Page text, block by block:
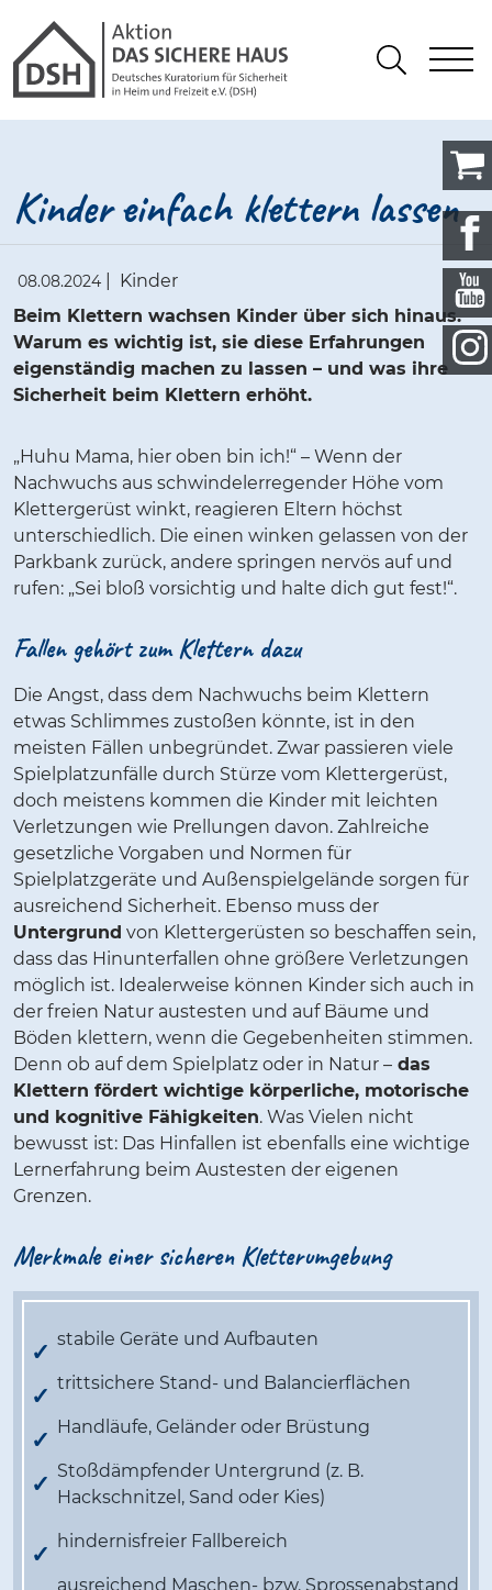
Gathmann Michaelis und
Suchen
Kinder einfach klettern lassen
08.08.2024
Kinder
Beim Klettern wachsen Kinder über sich hinaus.
Warum es wichtig ist, sie diese Erfahrungen
eigenständig machen zu lassen – und was ihre
Sicherheit beim Klettern erhöht.
„Huhu Mama, hier oben bin ich!“ – Wenn der
Nachwuchs aus schwindelerregender Höhe vom
Klettergerüst winkt, reagieren Eltern höchst
unterschiedlich. Die einen winken gelassen von der
Parkbank zurück, andere springen nervös auf und
rufen: „Sei bloß vorsichtig und halte dich gut fest!“.
Fallen gehört zum Klettern dazu
Die Angst, dass dem Nachwuchs beim Klettern
etwas Schlimmes zustoßen könnte, ist in den
meisten Fällen unbegründet. Zwar passieren viele
Spielplatzunfälle durch Stürze vom Klettergerüst,
doch meistens kommen die Kinder mit leichten
Verletzungen wie Prellungen davon. Zahlreiche
gesetzliche Vorgaben und Normen für
Spielplatzgeräte und Außenspielgelände sorgen für
ausreichend Sicherheit. Ebenso muss der
Untergrund von Klettergerüsten so beschaffen sein,
dass das Hinunterfallen ohne größere Verletzungen
möglich ist. Idealerweise können Kinder sich auch in
der freien Natur austesten und auf Bäume und
Böden klettern, wenn die Gegebenheiten stimmen.
Denn ob auf dem Spielplatz oder in Natur – das
Klettern fördert wichtige körperliche, motorische
und kognitive Fähigkeiten. Was Vielen nicht
bewusst ist: Das Hinfallen ist ebenfalls eine wichtige
Lernerfahrung beim Austesten der eigenen
Grenzen.
Merkmale einer sicheren Kletterumgebung
stabile Geräte und Aufbauten
trittsichere Stand- und Balancierflächen
Handläufe, Geländer oder Brüstung
Stoßdämpfender Untergrund (z. B.
Hackschnitzel, Sand oder Kies)
hindernisfreier Fallbereich
ausreichend Maschen- bzw. Sprossenabstand